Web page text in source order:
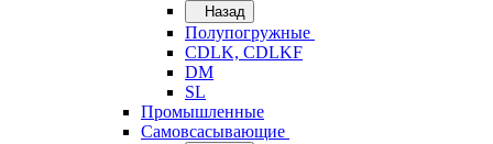
Назад
Полупогружные
CDLK, CDLKF
DM
SL
Промышленные
Самовсасывающие